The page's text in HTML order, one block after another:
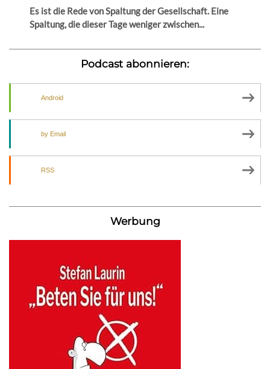
Es ist die Rede von Spaltung der Gesellschaft. Eine
Spaltung, die dieser Tage weniger zwischen...
Podcast abonnieren:
Android
by Email
RSS
Werbung